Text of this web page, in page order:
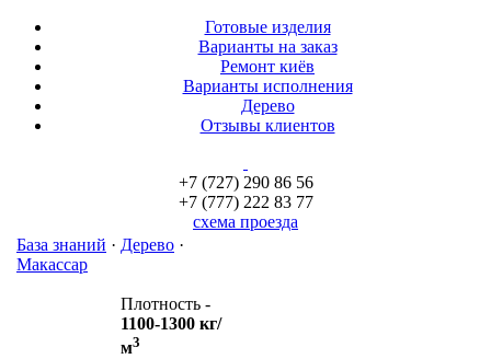
Готовые изделия
Варианты на заказ
Ремонт киёв
Варианты исполнения
Дерево
Отзывы клиентов
+7 (727) 290 86 56
+7 (777) 222 83 77
схема проезда
База знаний · Дерево ·
Макассар
Плотность -
1100-1300 кг/
м3